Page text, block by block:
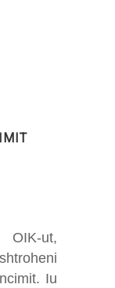
ut,
Iu